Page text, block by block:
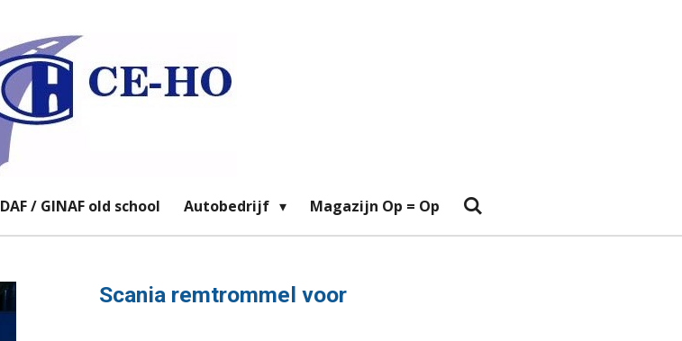
DAF / GINAF old school Autobedrijf Magazijn Op = Op
Scania remtrommel voor